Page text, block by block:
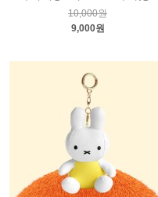
10,000원
9,000원